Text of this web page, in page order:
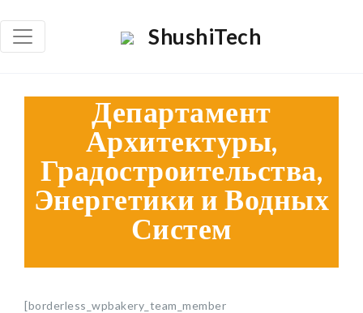
ShushiTech
Департамент
Архитектуры,
Градостроительства,
Энергетики и Водных
Систем
[borderless_wpbakery_team_member